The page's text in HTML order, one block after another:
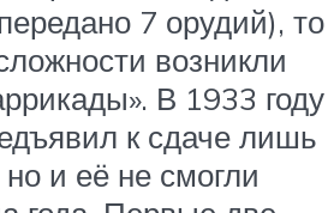
7 орудий), то
возникли
В 1933 году
к сдаче лишь
и её не смогли